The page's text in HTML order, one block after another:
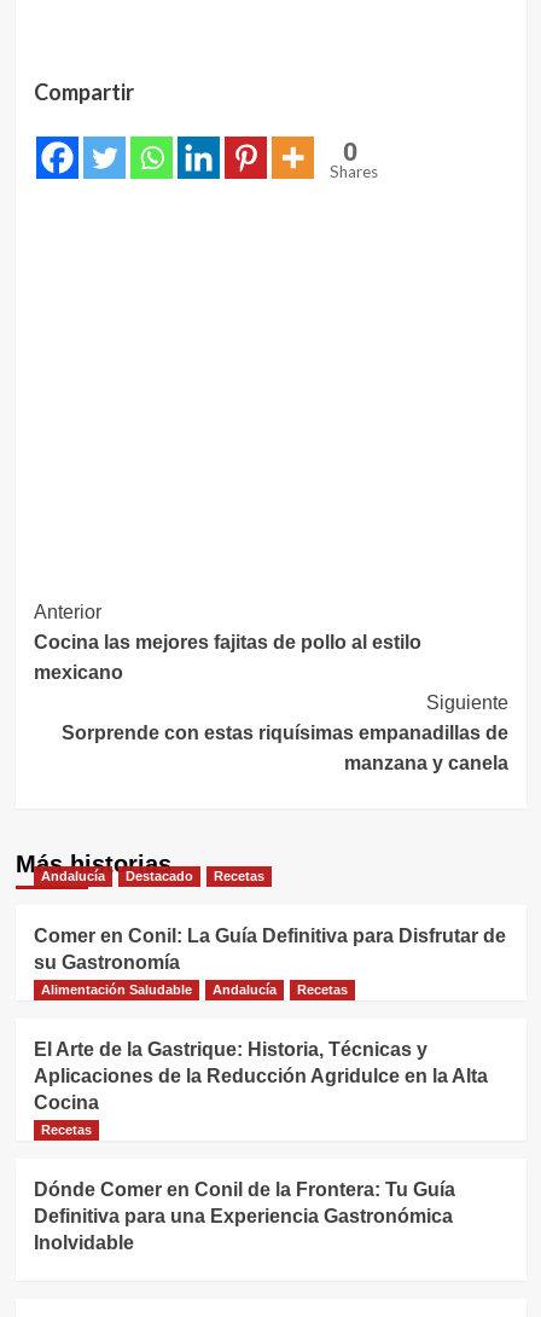
Compartir
0
Shares
Navegación
de
Anterior
Cocina las mejores fajitas de pollo al estilo
mexicano
Siguiente
Sorprende con estas riquísimas empanadillas de
manzana y canela
Más historias
Andalucía Destacado Recetas
Comer en Conil: La Guía Definitiva para Disfrutar de
su Gastronomía
Alimentación Saludable Andalucía Recetas
El Arte de la Gastrique: Historia, Técnicas y
Aplicaciones de la Reducción Agridulce en la Alta
Cocina
Recetas
Dónde Comer en Conil de la Frontera: Tu Guía
Definitiva para una Experiencia Gastronómica
Inolvidable